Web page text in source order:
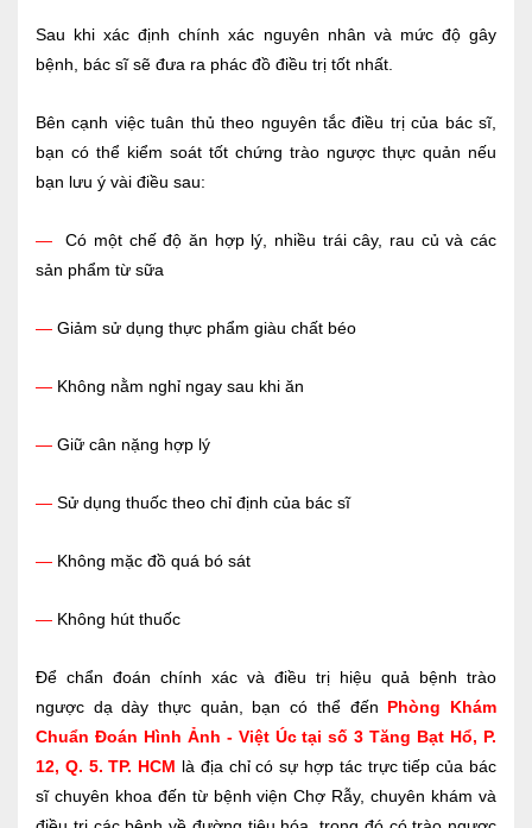
Sau khi xác định chính xác nguyên nhân và mức độ gây
bệnh, bác sĩ sẽ đưa ra phác đồ điều trị tốt nhất.
Bên cạnh việc tuân thủ theo nguyên tắc điều trị của bác sĩ,
bạn có thể kiểm soát tốt chứng trào ngược thực quản nếu
bạn lưu ý vài điều sau:
—
Có một chế độ ăn hợp lý, nhiều trái cây, rau củ và các
sản phẩm từ sữa
— Giảm sử dụng thực phẩm giàu chất béo
— Không nằm nghỉ ngay sau khi ăn
— Giữ cân nặng hợp lý
— Sử dụng thuốc theo chỉ định của bác sĩ
— Không mặc đồ quá bó sát
— Không hút thuốc
Để chẩn đoán chính xác và điều trị hiệu quả bệnh trào
ngược dạ dày thực quản, bạn có thể đến Phòng Khám
Chuẩn Đoán Hình Ảnh - Việt Úc tại số 3 Tăng Bạt Hổ, P.
12, Q. 5. TP. HCM là địa chỉ có sự hợp tác trực tiếp của bác
sĩ chuyên khoa đến từ bệnh viện Chợ Rẫy, chuyên khám và